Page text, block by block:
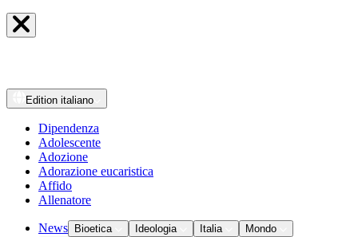
Edition italiano
Dipendenza
Adolescente
Adozione
Adorazione eucaristica
Affido
Allenatore
News Bioetica Ideologia Italia
Mondo